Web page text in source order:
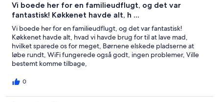
Vi boede her for en familieudflugt, og det var
fantastisk! Køkkenet havde alt, h ...
Vi boede her for en familieudflugt, og det var fantastisk!
Køkkenet havde alt, hvad vi havde brug for til at lave mad,
hvilket sparede os for meget, Børnene elskede pladserne at
løbe rundt, WiFi fungerede også godt, ingen problemer, Ville
bestemt komme tilbage,
0